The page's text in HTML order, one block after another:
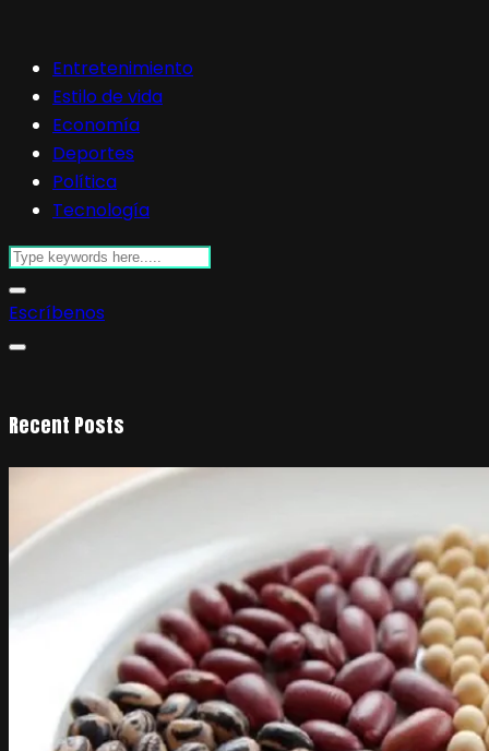
Entretenimiento
Estilo de vida
Economía
Deportes
Política
Tecnología
Escríbenos
Recent Posts